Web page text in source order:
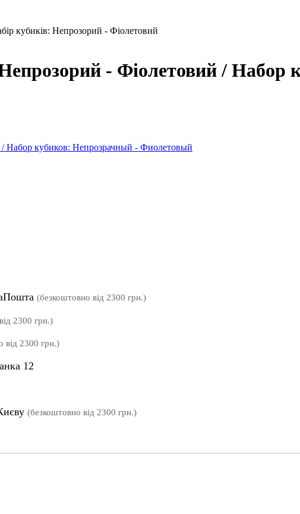
кубиків: Непрозорий - Фіолетовий
- Фіолетовий /
(безкоштовно від 2300 грн.)
2300 грн.)
від 2300 грн.)
12
(безкоштовно від 2300 грн.)